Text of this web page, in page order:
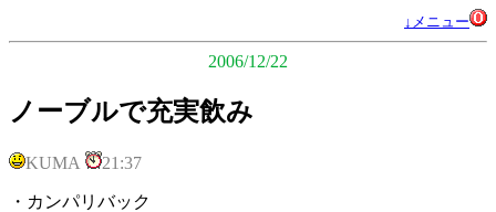
↓メニュー
2006/12/22
ノーブルで充実飲み
KUMA 21:37
・カンパリバック